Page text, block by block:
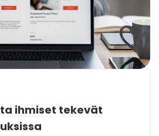
ihmiset tekevät